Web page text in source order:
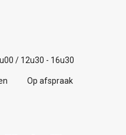
/ 12u30 - 16u30
Op afspraak